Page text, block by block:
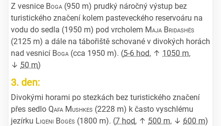
Z vesnice Boga (950 m) prudký náročný výstup bez
turistického značení kolem pasteveckého reservoáru na
vodu do sedla (1950 m) pod vrcholem Maja Bridashës
(2125 m) a dále na tábořiště schované v divokých horách
nad vesnicí Boga (cca 1950 m). (5-6 hod, ↑ 1050 m,
↓ 50 m)
3. den:
Divokými horami po stezkách bez turistického značení
přes sedlo Qafa Mushkes (2228 m) k často vyschlému
jezírku Liqeni Bogës (1800 m). (7 hod, ↑ 500 m, ↓ 600 m)